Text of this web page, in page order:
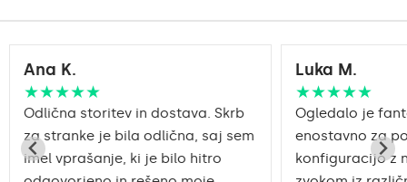
Ana K.
★★★★★
Odlična storitev in dostava. Skrb
za stranke je bila odlična, saj sem
imel vprašanje, ki je bilo hitro
Luka M.
★★★★★
Ogledalo je
enostavno za
konfiguracijo z